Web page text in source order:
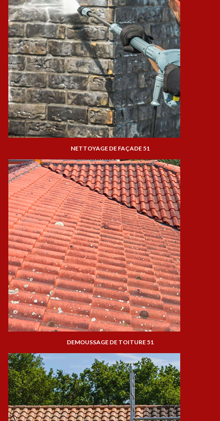
NETTOYAGE DE FAÇADE 51
DEMOUSSAGE DE TOITURE 51